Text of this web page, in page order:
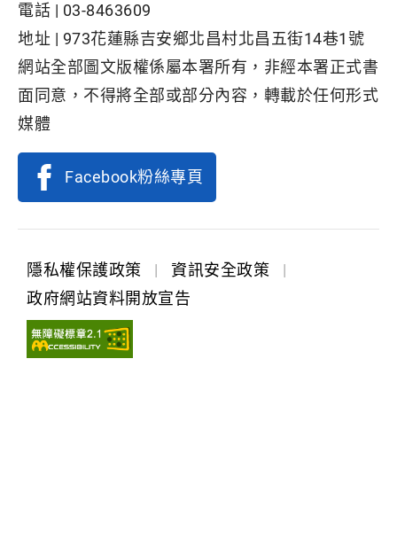
電話 | 03-8463609
地址 | 973花蓮縣吉安鄉北昌村北昌五街14巷1號
網站全部圖文版權係屬本署所有，非經本署正式書
面同意，不得將全部或部分內容，轉載於任何形式
媒體
Facebook粉絲專頁
隱私權保護政策 | 資訊安全政策
|
政府網站資料開放宣告